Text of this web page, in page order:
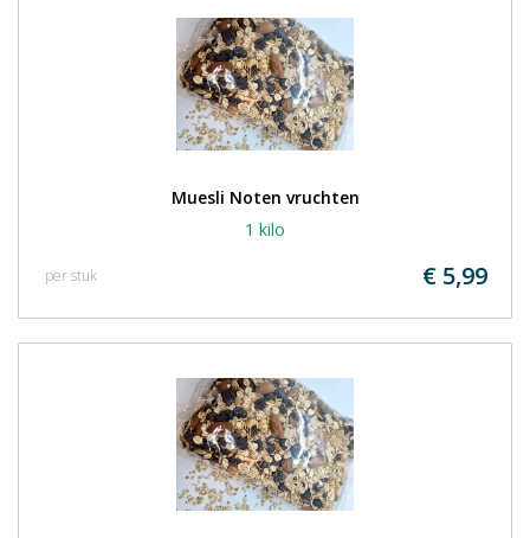
Muesli Noten vruchten
1 kilo
€ 5,99
per stuk